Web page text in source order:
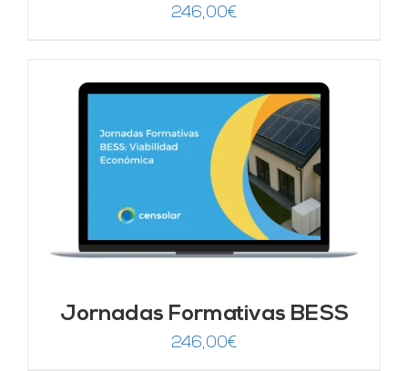
246,00€
Jornadas Formativas BESS
246,00€